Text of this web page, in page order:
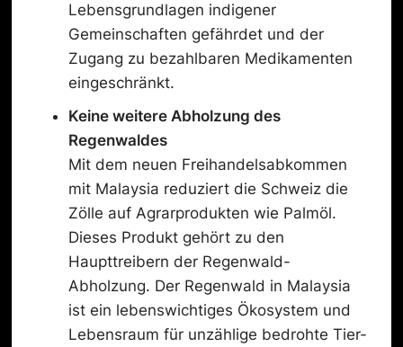
Lebensgrundlagen indigener
Gemeinschaften gefährdet und der
Zugang zu bezahlbaren Medikamenten
eingeschränkt.
Keine weitere Abholzung des
Regenwaldes
Mit dem neuen Freihandelsabkommen
mit Malaysia reduziert die Schweiz die
Zölle auf Agrarprodukten wie Palmöl.
Dieses Produkt gehört zu den
Haupttreibern der Regenwald-
Abholzung. Der Regenwald in Malaysia
ist ein lebenswichtiges Ökosystem und
Lebensraum für unzählige bedrohte Tier-